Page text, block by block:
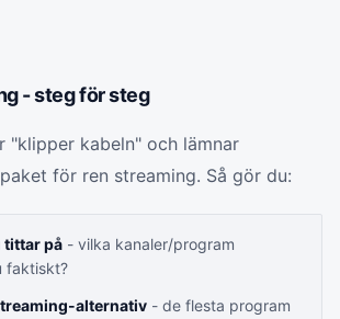
- steg för steg
"klipper kabeln" och lämnar
för ren streaming. Så gör du:
tittar på - vilka kanaler/program
faktiskt?
alternativ - de flesta program